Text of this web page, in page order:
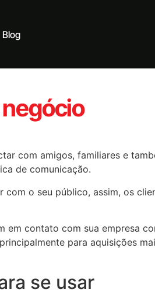
Blog
com amigos, familiares e
de comunicação.
o seu público, assim, os
em contato com sua empresa
para aquisições
se usar